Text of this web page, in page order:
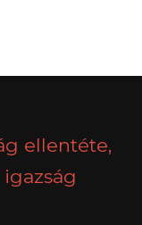
ellentéte,